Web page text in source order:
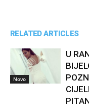
RELATED ARTICLES
Novo
U